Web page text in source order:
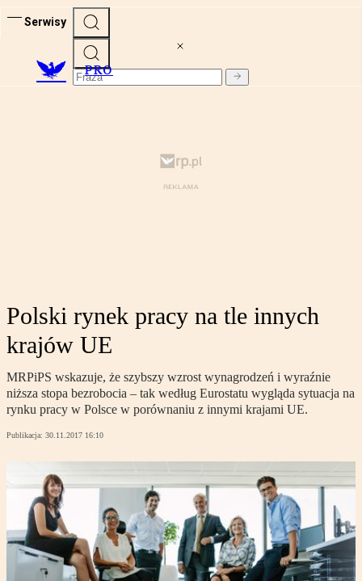
Serwisy
PRO
Polski rynek pracy na tle innych
krajów UE
MRPiPS wskazuje, że szybszy wzrost wynagrodzeń i wyraźnie
niższa stopa bezrobocia – tak według Eurostatu wygląda sytuacja na
rynku pracy w Polsce w porównaniu z innymi krajami UE.
Publikacja: 30.11.2017 16:10